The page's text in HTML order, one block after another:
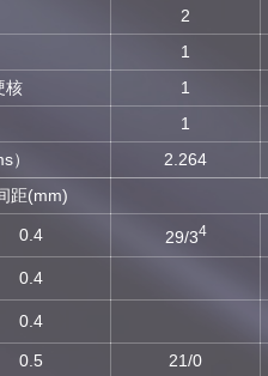
2
1
核
1
1
）
2.264
距(mm)
0.4 29/34
0.4
0.4
0.5 21/0